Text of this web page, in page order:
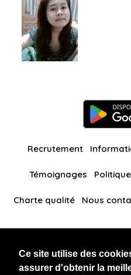
Ce site utilise des
assurer d'obtenir la
Recrutement
Témoignages
Charte qualité Nous
BlackAndBeauties